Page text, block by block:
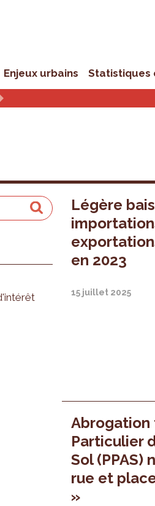
Enjeux urbains Statistiques
Légère
en 2023
15 juillet 2025
Abrogation
Particulier
Sol (PPAS)
rue et
»